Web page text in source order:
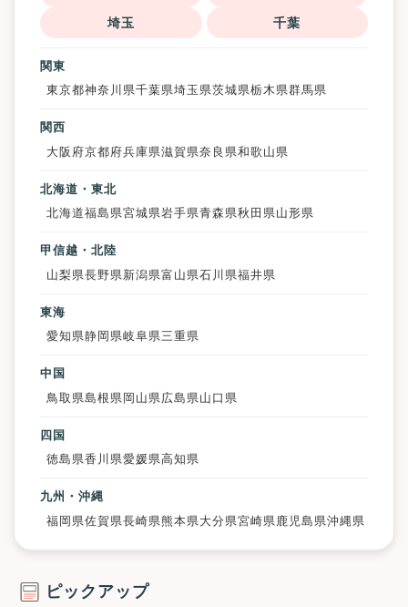
埼玉 千葉
関東
東京都神奈川県千葉県埼玉県茨城県栃木県群馬県
関西
大阪府京都府兵庫県滋賀県奈良県和歌山県
北海道・東北
北海道福島県宮城県岩手県青森県秋田県山形県
甲信越・北陸
山梨県長野県 新潟県富山県石川県福井県
東海
愛知県静岡県岐阜県三重県
中国
鳥取県島根県 岡山県 広島県 山口県
四国
徳島県香川県愛媛県高知県
九州・沖縄
福岡県佐賀県長崎県 熊本県 大分県宮崎県 鹿児島県沖縄県
ピックアップ